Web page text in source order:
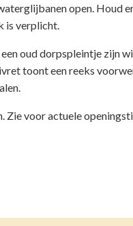
open. Houd
is verplicht.
oud dorpspleintje zijn
toont een reeks
voor actuele